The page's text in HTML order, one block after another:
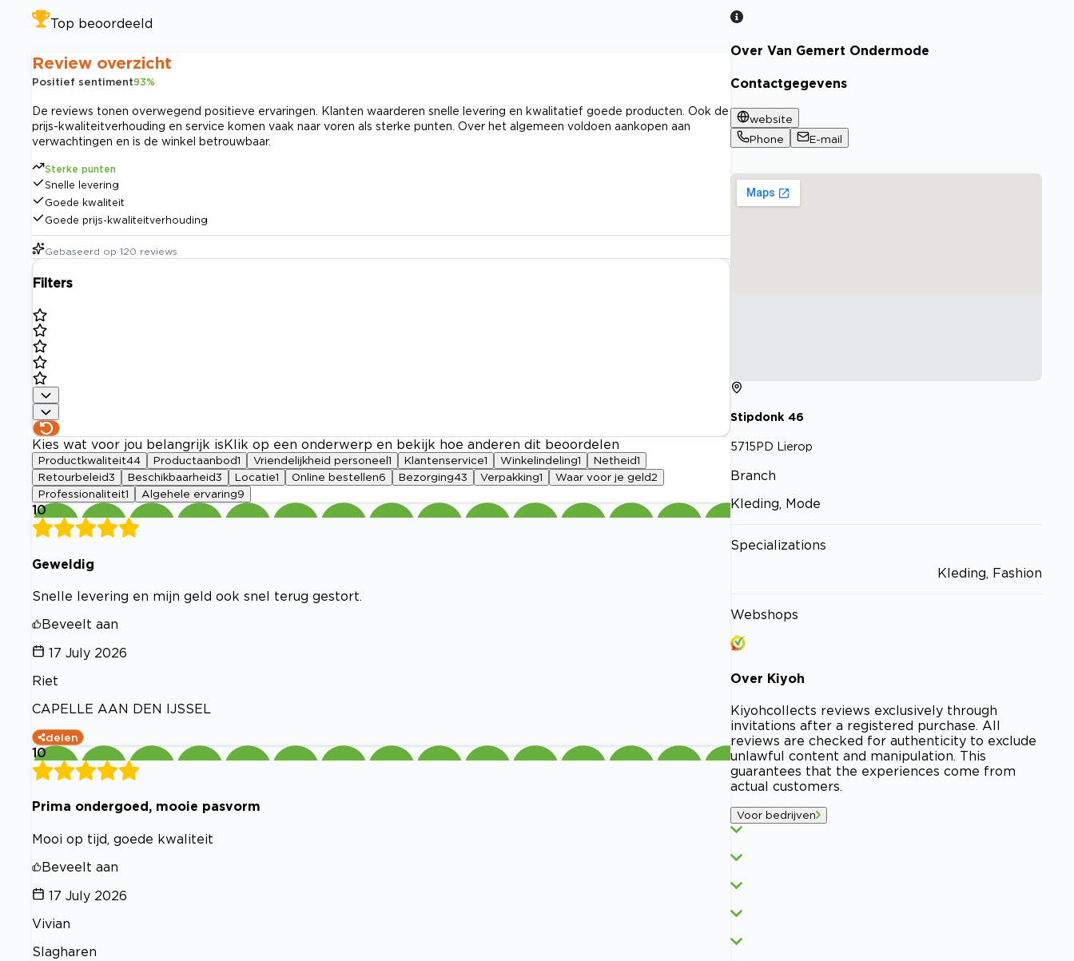
Top beoordeeld
Review overzicht
Positief sentiment93%
De reviews tonen overwegend positieve ervaringen. Klanten waarderen snelle levering en kwalitatief goede producten. Ook de
prijs-kwaliteitverhouding en service komen vaak naar voren als sterke punten. Over het algemeen voldoen aankopen aan
verwachtingen en is de winkel betrouwbaar.
Sterke punten
Snelle levering
Goede kwaliteit
Goede prijs-kwaliteitverhouding
Gebaseerd op 120 reviews
Filters
Kies wat voor jou belangrijk is Klik op een onderwerp en bekijk hoe anderen dit beoordelen
Productkwaliteit44 Productaanbod1 Vriendelijkheid personeel 1 Klantenservice1 Winkelindeling1 Netheid1
Retourbeleid3 Beschikbaarheid3 Locatie1 Online bestellen6 Bezorging43 Verpakking1 Waar voor je geld2
Professionaliteit1 Algehele ervaring9
10
Geweldig
Snelle levering en mijn geld ook snel terug gestort.
Beveelt aan
17 July 2026
Riet
CAPELLE AAN DEN IJSSEL
delen
10
Prima ondergoed, mooie pasvorm
Mooi op tijd, goede kwaliteit
Beveelt aan
17 July 2026
Vivian
Slagharen
Over Van Gemert Ondermode
Contactgegevens
website
Phone
E-mail
Stipdonk 46
5715PD Lierop
Branch
Kleding, Mode
Specializations
Kleding, Fashion
Webshops
Over Kiyoh
Kiyohcollects reviews exclusively through
invitations after a registered purchase. All
reviews are checked for authenticity to exclude
unlawful content and manipulation. This
guarantees that the experiences come from
actual customers.
Voor bedrijven